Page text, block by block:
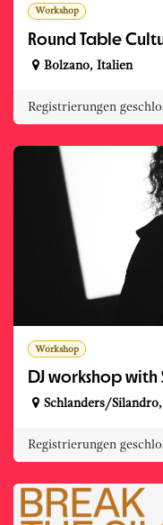
Workshop
Round Table
Bolzano, Italien
Registrierungen
Workshop
DJ workshop with
Schlanders/Silandro,
Registrierungen